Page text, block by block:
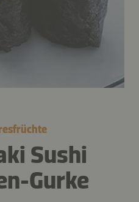
Sushi
Gurke